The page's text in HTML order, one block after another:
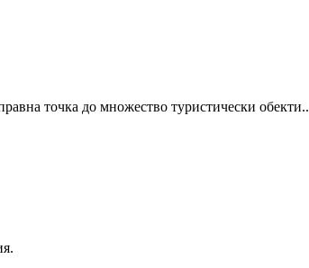
точка до множество туристически обекти..